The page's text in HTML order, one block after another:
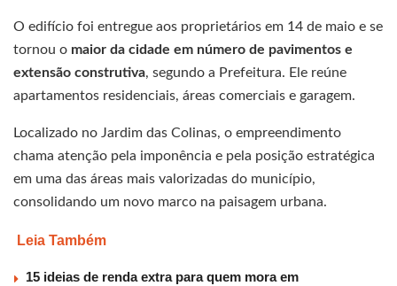
O edifício foi entregue aos proprietários em 14 de maio e se
tornou o maior da cidade em número de pavimentos e
extensão construtiva, segundo a Prefeitura. Ele reúne
apartamentos residenciais, áreas comerciais e garagem.
Localizado no Jardim das Colinas, o empreendimento
chama atenção pela imponência e pela posição estratégica
em uma das áreas mais valorizadas do município,
consolidando um novo marco na paisagem urbana.
Leia Também
15 ideias de renda extra para quem mora em